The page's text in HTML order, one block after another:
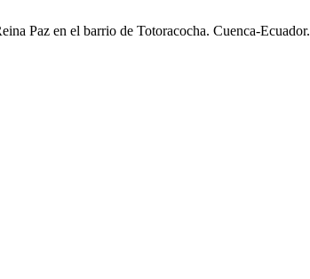
Paz en el barrio de Totoracocha. Cuenca-Ecuador.